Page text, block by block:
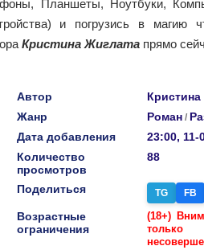
Планшеты, Ноутбуки,
и погрузись в магию
Кристина Жиглата прямо
Автор
Жанр
Роман /
Дата добавления
23:00, 11-
Количество
просмотров
88
Поделиться TG FB
Возрастные
ограничения
(18+)
только